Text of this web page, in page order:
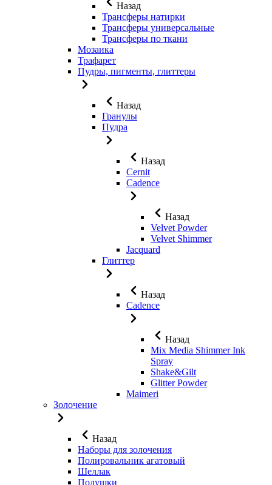
Назад
Трансферы натирки
Трансферы универсальные
Трансферы по ткани
Мозаика
Трафарет
Пудры, пигменты, глиттеры
Назад
Гранулы
Пудра
Назад
Cernit
Cadence
Назад
Velvet Powder
Velvet Shimmer
Jaсquard
Глиттер
Назад
Cadence
Назад
Mix Media Shimmer Ink
Spray
Shake&Gilt
Glitter Powder
Maimeri
Золочение
Назад
Наборы для золочения
Полировальник агатовый
Шеллак
Подушки